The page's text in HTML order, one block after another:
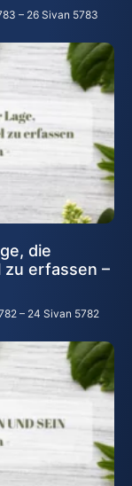
– 26 Sivan 5783
die
zu erfassen –
– 24 Sivan 5782